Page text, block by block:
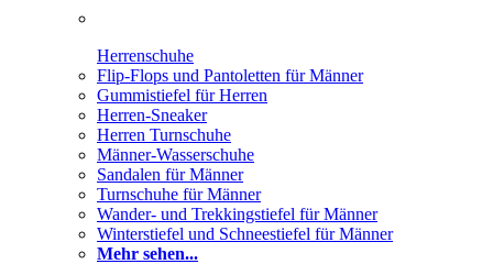
Herrenschuhe
Flip-Flops und Pantoletten für Männer
Gummistiefel für Herren
Herren-Sneaker
Herren Turnschuhe
Männer-Wasserschuhe
Sandalen für Männer
Turnschuhe für Männer
Wander- und Trekkingstiefel für Männer
Winterstiefel und Schneestiefel für Männer
Mehr sehen...